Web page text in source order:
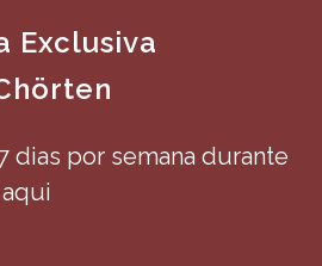
Exclusiva
dias por semana durante